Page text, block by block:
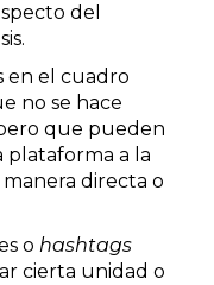
del
en el cuadro
no se hace
que pueden
plataforma a la
directa o
o hashtags
cierta unidad o